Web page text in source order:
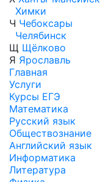
Химки
Ч Чебоксары
Челябинск
Щ Щёлково
Я Ярославль
Главная
Услуги
Курсы ЕГЭ
Математика
Русский язык
Обществознание
Английский язык
Информатика
Литература